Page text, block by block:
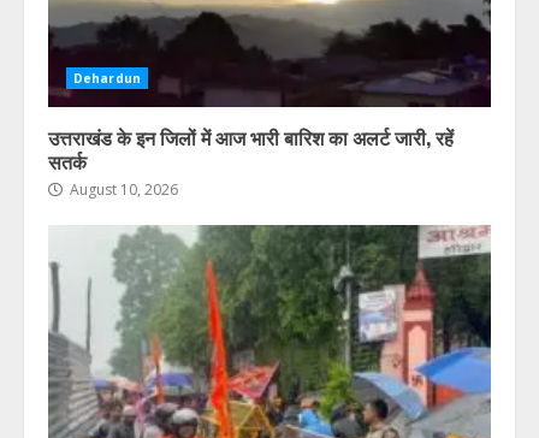
5
कार्यक्रम स्थगित, फिर होगा तारीख का
ऐलान, कानूनी लड़ाई भी लड़ेगा हिंदू रक्षा दल
August 10, 2026
Dehardun
उत्तराखंड के इन जिलों में आज भारी बारिश का अलर्ट जारी, रहें
सतर्क
August 10, 2026